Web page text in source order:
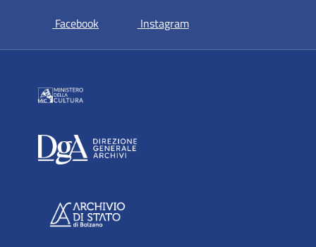
Facebook si apre in una nuova scheda
Instagramsi apre in una nuova